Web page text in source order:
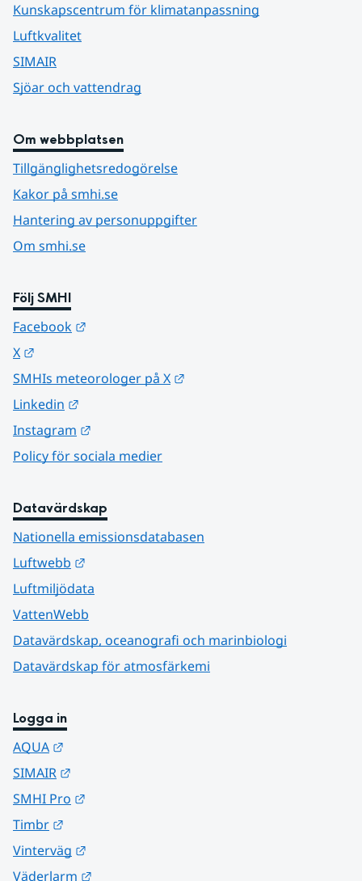
Kunskapscentrum för klimatanpassning
Luftkvalitet
SIMAIR
Sjöar och vattendrag
Om webbplatsen
Tillgänglighetsredogörelse
Kakor på smhi.se
Hantering av personuppgifter
Om smhi.se
Följ SMHI
Facebook
X
SMHIs meteorologer på X
Linkedin
Instagram
Policy för sociala medier
Datavärdskap
Nationella emissionsdatabasen
Luftwebb
Luftmiljödata
VattenWebb
Datavärdskap, oceanografi och marinbiologi
Datavärdskap för atmosfärkemi
Logga in
AQUA
SIMAIR
SMHI Pro
Timbr
Vinterväg
Väderlarm